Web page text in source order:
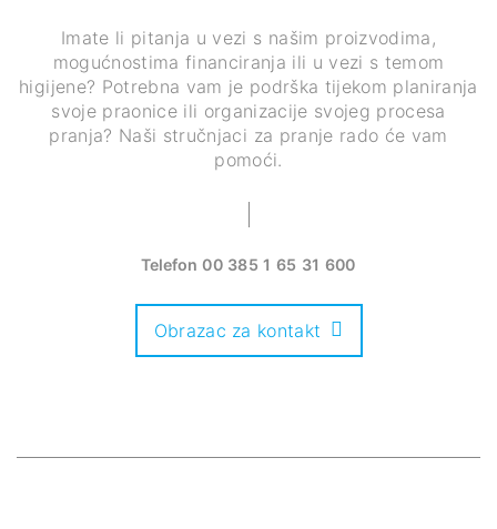
Imate li pitanja u vezi s našim proizvodima,
mogućnostima financiranja ili u vezi s temom
higijene? Potrebna vam je podrška tijekom planiranja
svoje praonice ili organizacije svojeg procesa
pranja? Naši stručnjaci za pranje rado će vam
pomoći.
Telefon00 385 1 65 31 600
Obrazac za kontakt